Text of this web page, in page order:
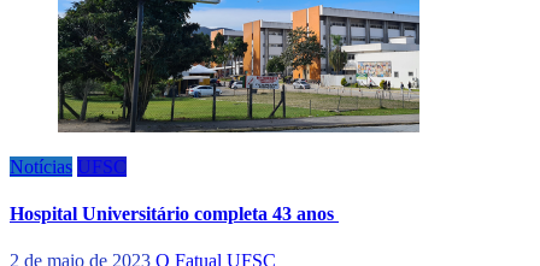
Notícias UFSC
Hospital Universitário completa 43 anos
2 de maio de 2023 O Fatual UFSC